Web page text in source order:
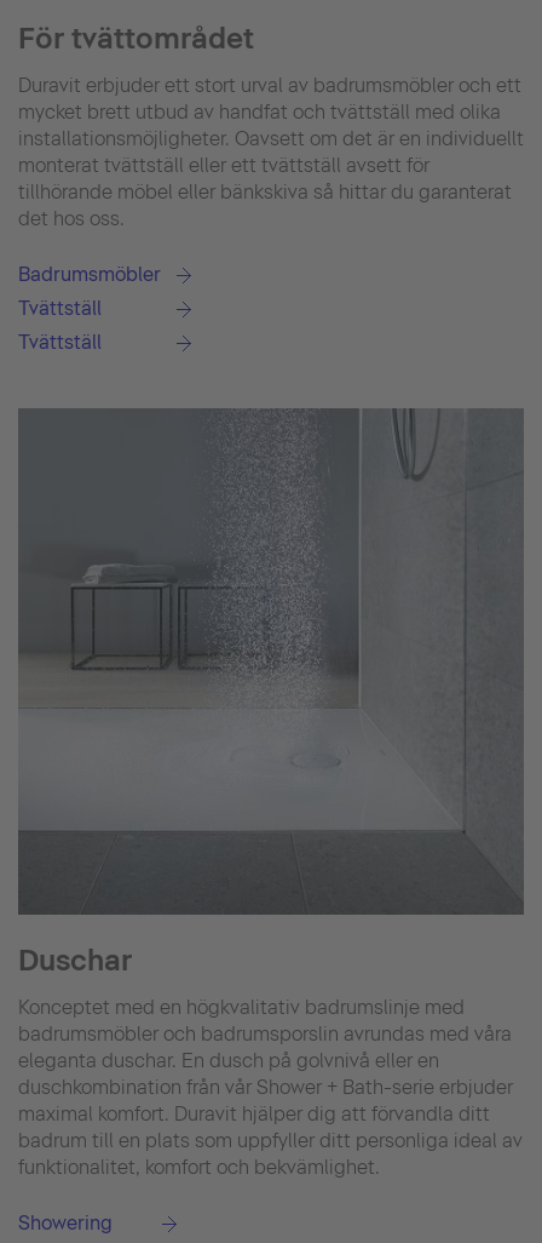
För tvättområdet
Duravit erbjuder ett stort urval av badrumsmöbler och ett
mycket brett utbud av handfat och tvättställ med olika
installationsmöjligheter. Oavsett om det är en individuellt
monterat tvättställ eller ett tvättställ avsett för
tillhörande möbel eller bänkskiva så hittar du garanterat
det hos oss.
Badrumsmöbler
Tvättställ
Tvättställ
Duschar
Konceptet med en högkvalitativ badrumslinje med
badrumsmöbler och badrumsporslin avrundas med våra
eleganta duschar. En dusch på golvnivå eller en
duschkombination från vår Shower + Bath-serie erbjuder
maximal komfort. Duravit hjälper dig att förvandla ditt
badrum till en plats som uppfyller ditt personliga ideal av
funktionalitet, komfort och bekvämlighet.
Showering